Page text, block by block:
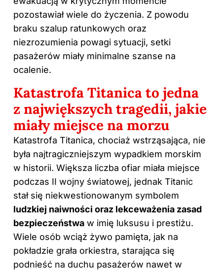
pozostawiał wiele do życzenia. Z powodu
braku szalup ratunkowych oraz
niezrozumienia powagi sytuacji, setki
pasażerów miały minimalne szanse na
ocalenie.
Katastrofa Titanica to jedna
z największych tragedii, jakie
miały miejsce na morzu
Katastrofa Titanica, chociaż wstrząsająca, nie
była najtragiczniejszym wypadkiem morskim
w historii. Większa liczba ofiar miała miejsce
podczas II wojny światowej, jednak Titanic
stał się niekwestionowanym symbolem
ludzkiej naiwności oraz lekceważenia zasad
bezpieczeństwa w imię luksusu i prestiżu.
Wiele osób wciąż żywo pamięta, jak na
pokładzie grała orkiestra, starająca się
podnieść na duchu pasażerów nawet w